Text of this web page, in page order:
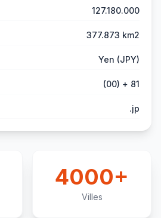
127.180.000
377.873 km2
Yen (JPY)
(00) + 81
.jp
4000+
Villes